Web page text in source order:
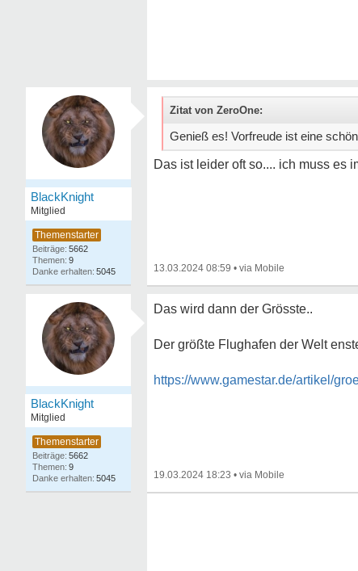
BlackKnight
Mitglied
5662
9
5045
Zitat von ZeroOne:
Genieß es! Vorfreude ist eine
Das ist leider oft so.... ich muss es
13.03.2024 08:59 •
BlackKnight
Mitglied
5662
9
5045
Das wird dann der Grösste..
Der größte Flughafen der Welt
https://www.gamestar.de/artikel/
19.03.2024 18:23 •